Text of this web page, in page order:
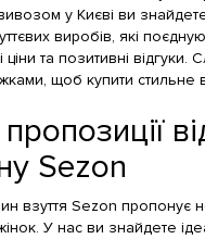
у Києві ви
виробів, які
ціни та позитивні
щоб купити стильне
пропозиції
Sezon
взуття Sezon пропонує
У нас ви знайдете